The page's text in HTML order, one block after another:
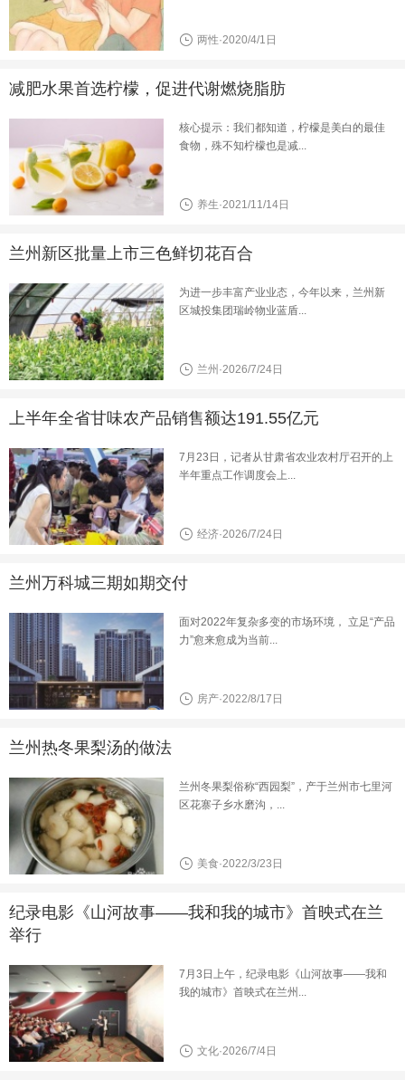
两性·2020/4/1日
减肥水果首选柠檬，促进代谢燃烧脂肪
核心提示：我们都知道，柠檬是美白的最佳
食物，殊不知柠檬也是减...
养生·2021/11/14日
兰州新区批量上市三色鲜切花百合
为进一步丰富产业业态，今年以来，兰州新
区城投集团瑞岭物业蓝盾...
兰州·2026/7/24日
上半年全省甘味农产品销售额达191.55亿元
7月23日，记者从甘肃省农业农村厅召开的上
半年重点工作调度会上...
经济·2026/7/24日
兰州万科城三期如期交付
面对2022年复杂多变的市场环境， 立足“产品
力”愈来愈成为当前...
房产·2022/8/17日
兰州热冬果梨汤的做法
兰州冬果梨俗称“西园梨”，产于兰州市七里河
区花寨子乡水磨沟，...
美食·2022/3/23日
纪录电影《山河故事——我和我的城市》首映式在兰
举行
7月3日上午，纪录电影《山河故事——我和
我的城市》首映式在兰州...
文化·2026/7/4日